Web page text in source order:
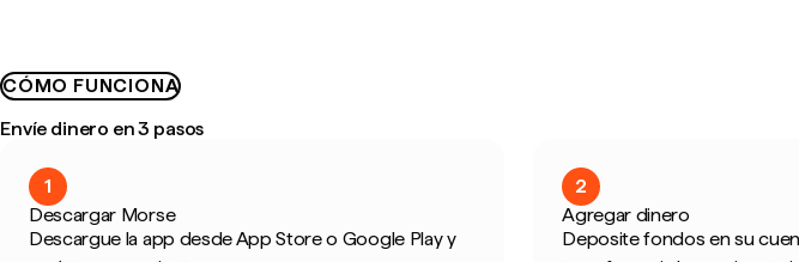
CÓMO FUNCIONA
Envíe dinero en 3 pasos
1
Descargar Morse
Descargue la app desde App Store o Google Play y
2
Agregar dinero
Deposite fondos en su